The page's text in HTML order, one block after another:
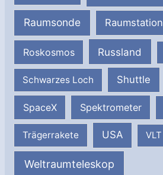
Raumsonde Raumstation
Roskosmos Russland
Schwarzes Loch Shuttle
SpaceX Spektrometer
Trägerrakete USA VLT
Weltraumteleskop